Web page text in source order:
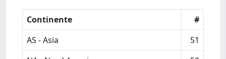
Continente
#
AS - Asia
51